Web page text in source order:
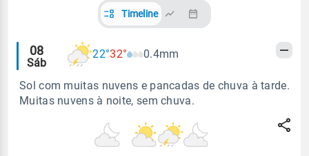
Timeline
Alertas
meteorológicos
08
Sáb
22°32° 0.4mm
Sol com muitas nuvens e pancadas de chuva à tarde.
Muitas nuvens à noite, sem chuva.